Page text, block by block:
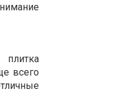
всего